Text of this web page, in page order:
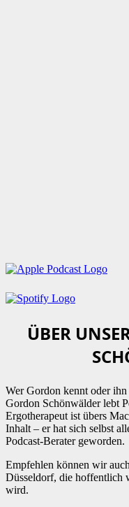
ÜBER
Wer Gordon kennt oder
Gordon Schönwälder lebt
Ergotherapeut ist übers
Inhalt – er hat sich selbst
Podcast-Berater geworden.
Empfehlen können wir
Düsseldorf, die hoffentlich
wird.